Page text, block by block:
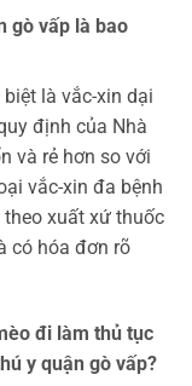
gò vấp là bao
là vắc-xin dại
định của Nhà
và rẻ hơn so với
vắc-xin đa bệnh
xuất xứ thuốc
có hóa đơn rõ
đi làm thủ tục
y quận gò vấp?